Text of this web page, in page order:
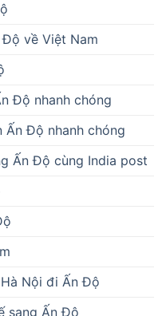
về Việt Nam
Độ nhanh chóng
Ấn Độ nhanh chóng
Ấn Độ cùng India post
Nội đi Ấn Độ
sang Ấn Độ